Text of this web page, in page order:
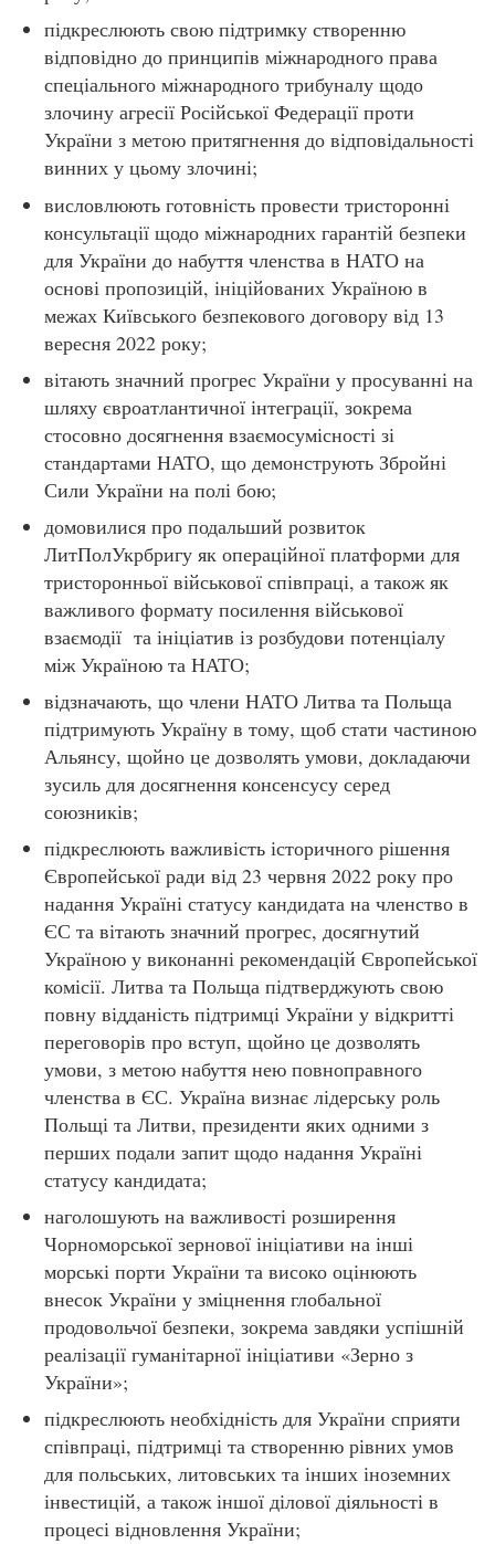
підкреслюють свою підтримку створенню
відповідно до принципів міжнародного права
спеціального міжнародного трибуналу щодо
злочину агресії Російської Федерації проти
України з метою притягнення до відповідальності
винних у цьому злочині;
висловлюють готовність провести тристоронні
консультації щодо міжнародних гарантій безпеки
для України до набуття членства в НАТО на
основі пропозицій, ініційованих Україною в
межах Київського безпекового договору від 13
вересня 2022 року;
вітають значний прогрес України у просуванні на
шляху євроатлантичної інтеграції, зокрема
стосовно досягнення взаємосумісності зі
стандартами НАТО, що демонструють Збройні
Сили України на полі бою;
домовилися про подальший розвиток
ЛитПолУкрбригу як операційної платформи для
тристоронньої військової співпраці, а також як
важливого формату посилення військової
взаємодії та ініціатив із розбудови потенціалу
між Україною та НАТО;
відзначають, що члени НАТО Литва та Польща
підтримують Україну в тому, щоб стати частиною
Альянсу, щойно це дозволять умови, докладаючи
зусиль для досягнення консенсусу серед
союзників;
підкреслюють важливість історичного рішення
Європейської ради від 23 червня 2022 року про
надання Україні статусу кандидата на членство в
ЄС та вітають значний прогрес, досягнутий
Україною у виконанні рекомендацій Європейської
комісії. Литва та Польща підтверджують свою
повну відданість підтримці України у відкритті
переговорів про вступ, щойно це дозволять
умови, з метою набуття нею повноправного
членства в ЄС. Україна визнає лідерську роль
Польщі та Литви, президенти яких одними з
перших подали запит щодо надання Україні
статусу кандидата;
наголошують на важливості розширення
Чорноморської зернової ініціативи на інші
морські порти України та високо оцінюють
внесок України у зміцнення глобальної
продовольчої безпеки, зокрема завдяки успішній
реалізації гуманітарної ініціативи «Зерно з
України»;
підкреслюють необхідність для України сприяти
співпраці, підтримці та створенню рівних умов
для польських, литовських та інших іноземних
інвестицій, а також іншої ділової діяльності в
процесі відновлення України;